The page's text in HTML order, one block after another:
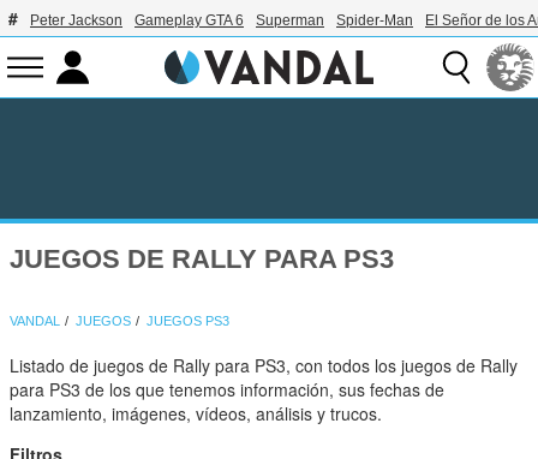
Peter Jackson Gameplay GTA 6 Superman Spider-Man El Señor de los
JUEGOS DE RALLY PARA PS3
VANDAL JUEGOS JUEGOS PS3
Listado de juegos de Rally para PS3, con todos los juegos de Rally
para PS3 de los que tenemos información, sus fechas de
lanzamiento, imágenes, vídeos, análisis y trucos.